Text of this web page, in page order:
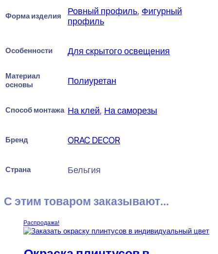
Форма изделия Ровный профиль, Фигурный
профиль
Особенности Для скрытого освещения
Материал
основы
Полиуретан
Способ монтажа На клей, На саморезы
Бренд ORAC DECOR
Страна Бельгия
С этим товаром заказывают...
Распродажа!